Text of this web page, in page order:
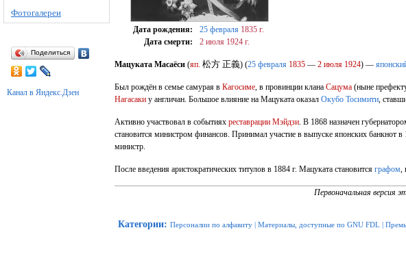
Фотогалереи
Поделиться
Канал в Яндекс.Дзен
Дата рождения: 25 февраля 1835 г.
Дата смерти:
2 июля 1924 г.
Мацуката Масаёси (яп. 松方 正義) (25 февраля 1835 — 2 июля 1924) —
Был рождён в семье самурая в Кагосиме, в провинции клана Сацума (ныне
Нагасаки у англичан. Большое влияние на Мацуката оказал Окубо Тосимити,
Активно участвовал в событиях реставрации Мэйдзи. В 1868 назначен
становится министром финансов. Принимал участие в выпуске японских
министр.
После введения аристократических титулов в 1884 г. Мацуката становится графом,
Первоначальная версия
Категории: Персоналии по алфавиту Материалы, доступные по GNU FDL